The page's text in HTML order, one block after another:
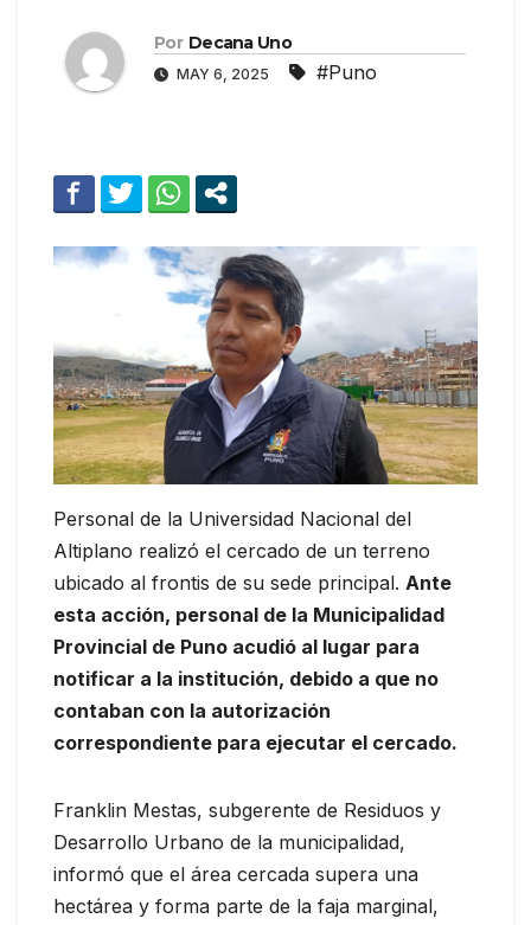
Por Decana Uno
MAY 6, 2025 #Puno
Personal de la Universidad Nacional del
Altiplano realizó el cercado de un terreno
ubicado al frontis de su sede principal. Ante
esta acción, personal de la Municipalidad
Provincial de Puno acudió al lugar para
notificar a la institución, debido a que no
contaban con la autorización
correspondiente para ejecutar el cercado.
Franklin Mestas, subgerente de Residuos y
Desarrollo Urbano de la municipalidad,
informó que el área cercada supera una
hectárea y forma parte de la faja marginal,